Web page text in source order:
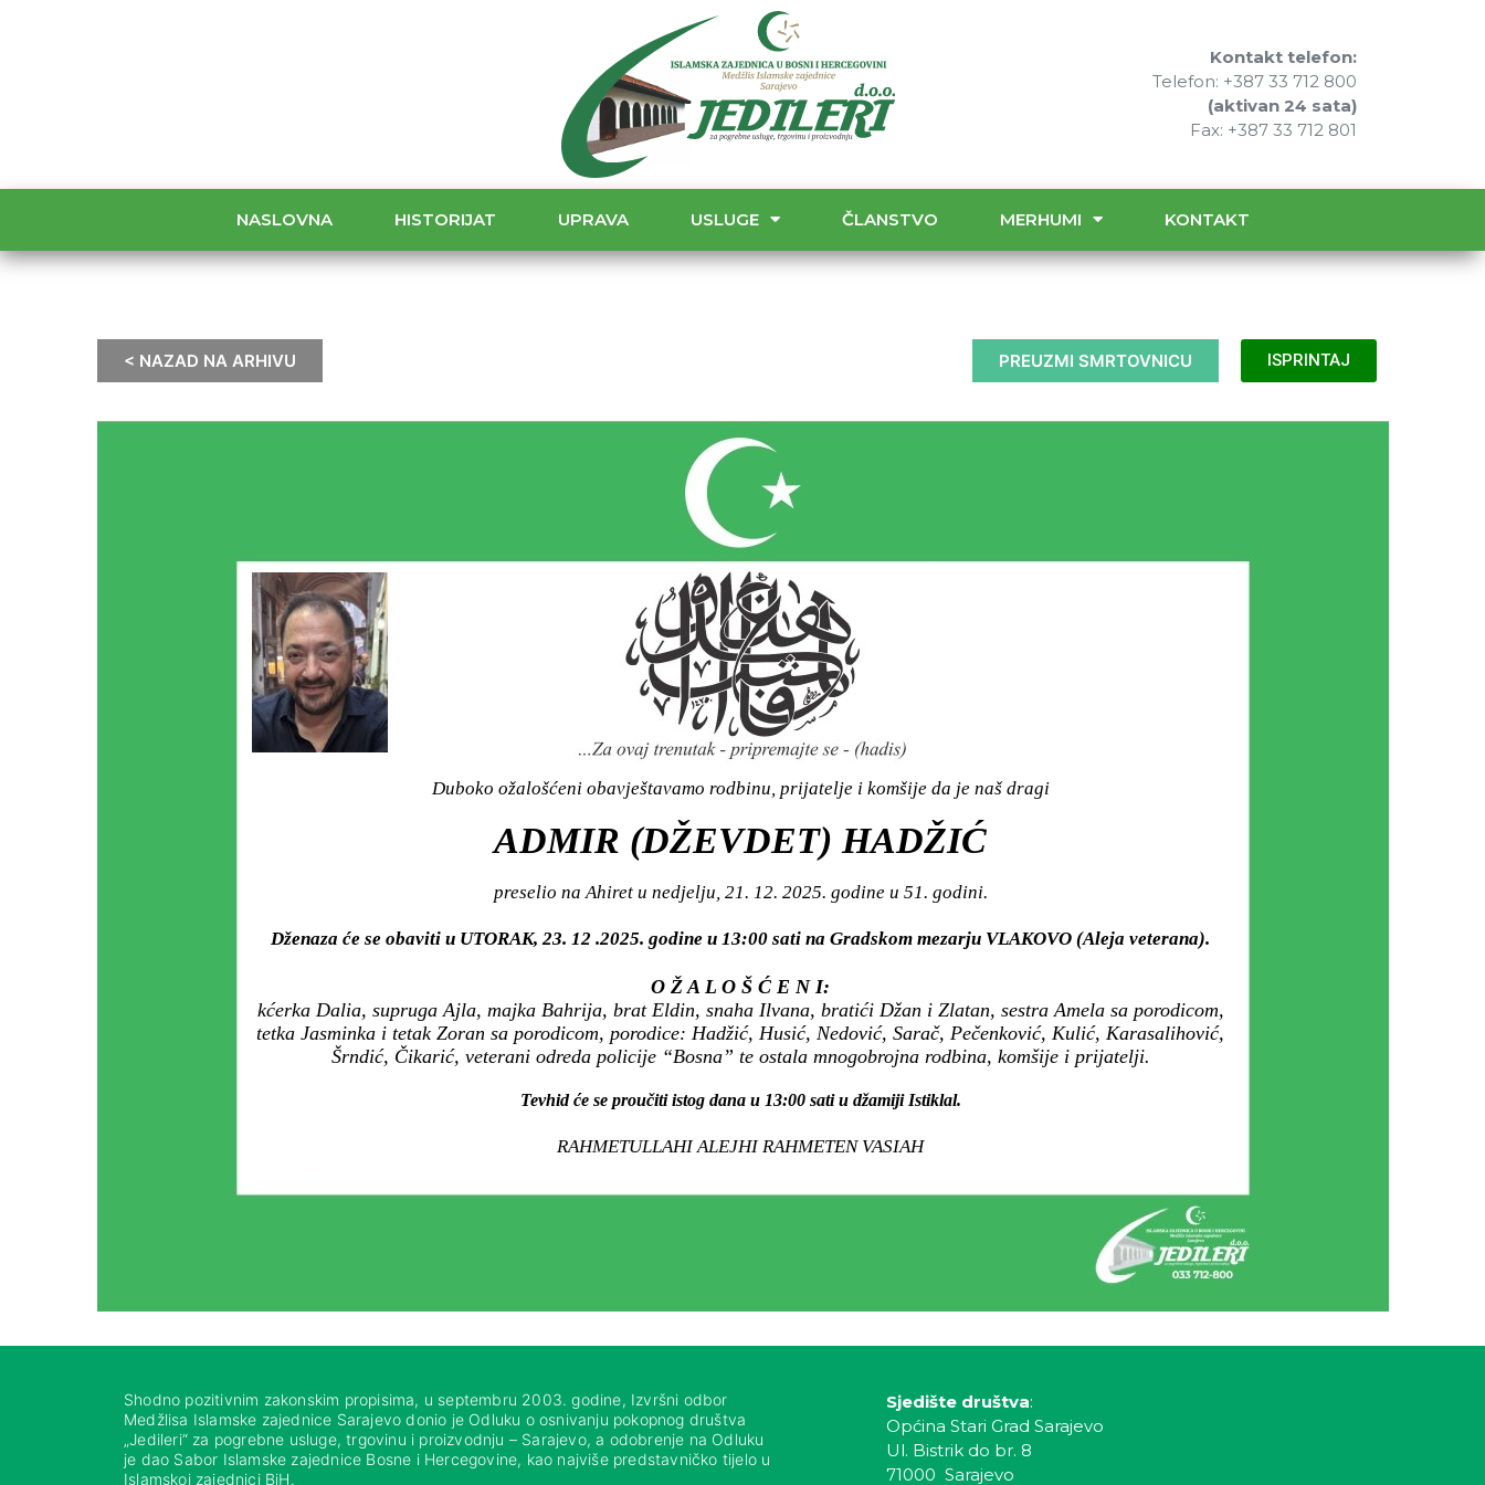
Kontakt telefon:
Telefon: +387 33 712 800
(aktivan 24 sata)
Fax: +387 33 712 801
NASLOVNA HISTORIJAT UPRAVA USLUGE ČLANSTVO MERHUMI KONTAKT
< NAZAD NA ARHIVU PREUZMI SMRTOVNICU ISPRINTAJ
Duboko ožalošćeni obavještavamo rodbinu, prijatelje i komšije da je naš dragi
ADMIR (DŽEVDET) HADŽIĆ
preselio na Ahiret u nedjelju, 21. 12. 2025. godine u 51. godini.
Dženaza će se obaviti u UTORAK, 23. 12 .2025. godine u 13:00 sati na Gradskom mezarju VLAKOVO (Aleja veterana).
O Ž A L O Š Ć E N I:
kćerka Dalia, supruga Ajla, majka Bahrija, brat Eldin, snaha Ilvana, bratići Džan i Zlatan, sestra Amela sa porodicom,
tetka Jasminka i tetak Zoran sa porodicom, porodice: Hadžić, Husić, Nedović, Sarač, Pečenković, Kulić, Karasalihović,
Šrndić, Čikarić, veterani odreda policije “Bosna” te ostala mnogobrojna rodbina, komšije i prijatelji.
Tevhid će se proučiti istog dana u 13:00 sati u džamiji Istiklal.
RAHMETULLAHI ALEJHI RAHMETEN VASIAH
Shodno pozitivnim zakonskim propisima, u septembru 2003. godine, Izvršni odbor
Medžlisa Islamske zajednice Sarajevo donio je Odluku o osnivanju pokopnog društva
„Jedileri“ za pogrebne usluge, trgovinu i proizvodnju – Sarajevo, a odobrenje na Odluku
je dao Sabor Islamske zajednice Bosne i Hercegovine, kao najviše predstavničko tijelo u
Islamskoj zajednici BiH.
Sjedište društva:
Općina Stari Grad Sarajevo
Ul. Bistrik do br. 8
71000 Sarajevo